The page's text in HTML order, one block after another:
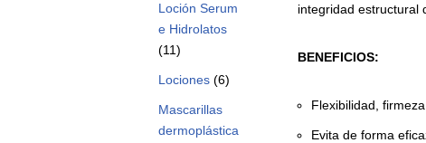
Loción Serum
e Hidrolatos
(11)
Lociones (6)
Mascarillas
dermoplástica
integridad estructural
BENEFICIOS:
Flexibilidad,
Evita de forma